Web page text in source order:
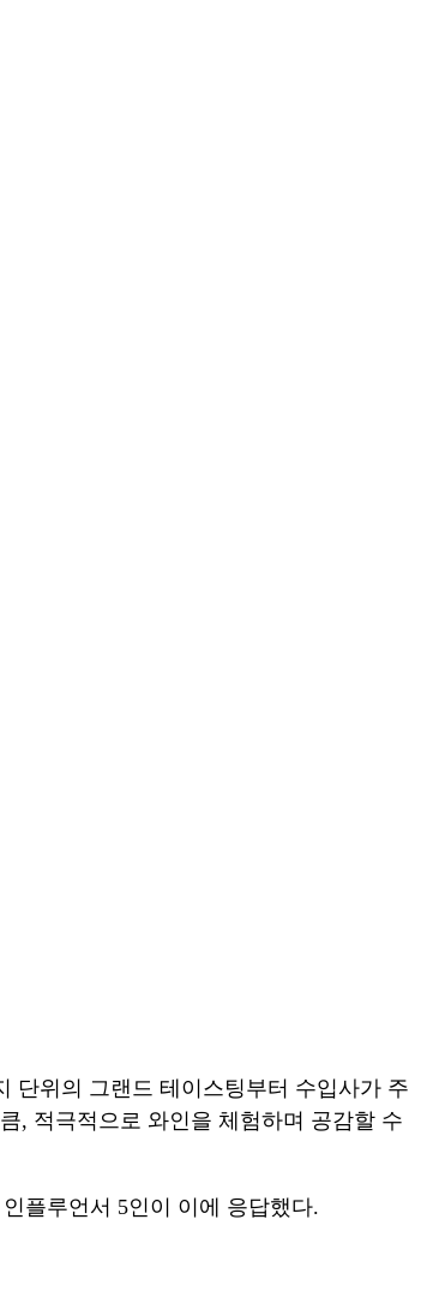
단위의 그랜드 테이스팅부터 수입사가 주
, 적극적으로 와인을 체험하며 공감할 수
플루언서 5인이 이에 응답했다.